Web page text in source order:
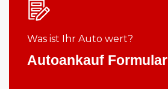
Was ist Ihr Auto wert?
Autoankauf Formular